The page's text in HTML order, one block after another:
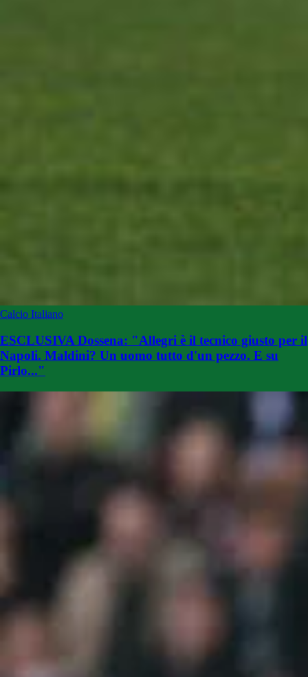
Calcio Italiano
ESCLUSIVA Dossena: "Allegri è il tecnico giusto per il
Napoli. Maldini? Un uomo tutto d'un pezzo. E su
Pirlo..."